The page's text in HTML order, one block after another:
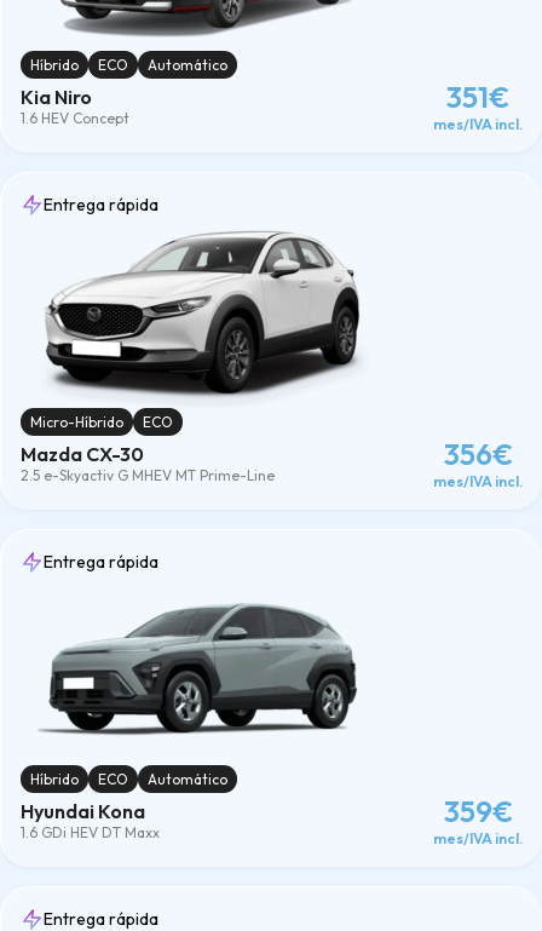
Híbrido ECO Automático
Kia Niro
1.6 HEV Concept
351€
mes/IVA incl.
Entrega rápida
Micro-Híbrido ECO
Mazda CX-30
2.5 e-Skyactiv G MHEV MT Prime-Line
356€
mes/IVA incl.
Entrega rápida
Híbrido ECO Automático
Hyundai Kona
1.6 GDi HEV DT Maxx
359€
mes/IVA incl.
Entrega rápida